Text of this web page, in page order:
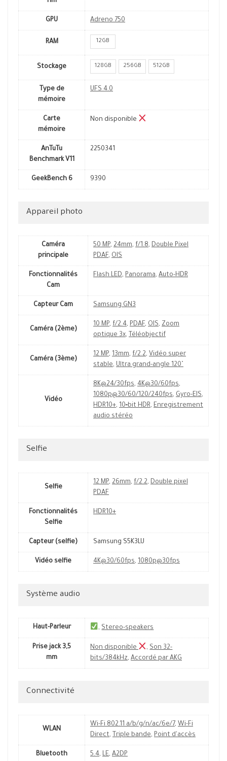
GPU Adreno 750
RAM 12GB
Stockage 128GB 256GB 512GB
Type de
mémoire
UFS 4.0
Carte
mémoire
Non disponible
AnTuTu
Benchmark V11
2250341
GeekBench 6 9390
Appareil photo
Caméra
principale
50 MP, 24mm, f/1.8, Double Pixel
PDAF, OIS
Fonctionnalités
Cam
Flash LED, Panorama, Auto-HDR
Capteur Cam Samsung GN3
Caméra (2ème)
10 MP, f/2.4, PDAF, OIS, Zoom
optique 3x, Téléobjectif
Caméra (3ème)
12 MP, 13mm, f/2.2, Vidéo super
stable, Ultra grand-angle 120˚
Vidéo
8K@24/30fps, 4K@30/60fps,
1080p@30/60/120/240fps, Gyro-EIS,
HDR10+, 10‑bit HDR, Enregistrement
audio stéréo
Selfie
Selfie
12 MP, 26mm, f/2.2, Double pixel
PDAF
Fonctionnalités
Selfie
HDR10+
Capteur (selfie) Samsung S5K3LU
Vidéo selfie 4K@30/60fps, 1080p@30fps
Système audio
Haut-Parleur ,Stereo-speakers
Prise jack 3,5
mm
Non disponible ,Son 32-
bits/384kHz, Accordé par AKG
Connectivité
WLAN
Wi-Fi 802.11 a/b/g/n/ac/6e/7, Wi-Fi
Direct, Triple bande, Point d'accès
Bluetooth 5.4, LE, A2DP